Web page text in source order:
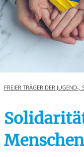
FREIER TRÄGER DER